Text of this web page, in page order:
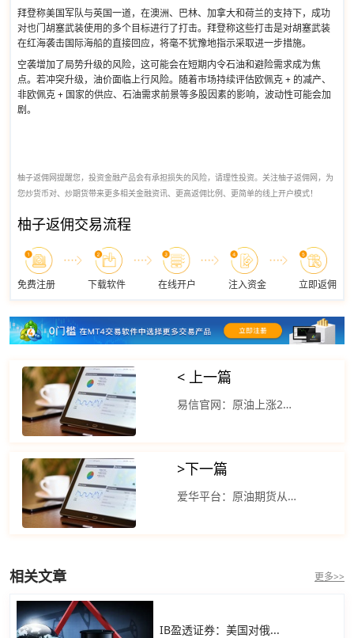
拜登称美国军队与英国一道，在澳洲、巴林、加拿大和荷兰的支持下，成功
对也门胡塞武装使用的多个目标进行了打击。拜登称这些打击是对胡塞武装
在红海袭击国际海船的直接回应，将毫不犹豫地指示采取进一步措施。
空袭增加了局势升级的风险，这可能会在短期内令石油和避险需求成为焦
点。若冲突升级，油价面临上行风险。随着市场持续评估欧佩克 + 的减产、
非欧佩克 + 国家的供应、石油需求前景等多股因素的影响，波动性可能会加
剧。
柚子返佣网提醒您，投资金融产品会有承担损失的风险，请理性投资。关注柚子返佣网，为
您炒货币对、炒期货带来更多相关金融资讯、更高返佣比例、更简单的线上开户模式！
柚子返佣交易流程
免费注册 下载软件 在线开户 注入资金 立即返佣
< 上一篇
易信官网：原油上涨2%后出现了轻微下跌
>下一篇
爱华平台：原油期货从此前一天的暴跌中回升
相关文章 更多>>
IB盈透证券：美国对俄...